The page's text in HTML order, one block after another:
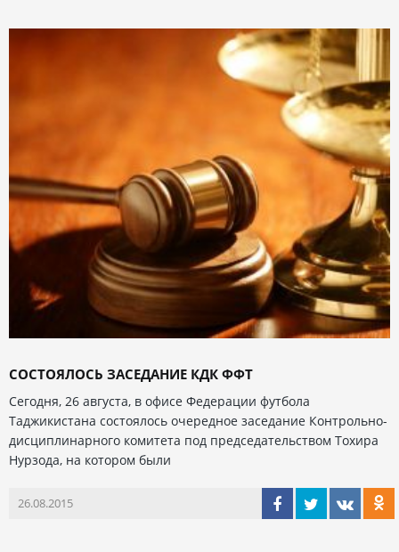
СОСТОЯЛОСЬ ЗАСЕДАНИЕ КДК ФФТ
Сегодня, 26 августа, в офисе Федерации футбола
Таджикистана состоялось очередное заседание Контрольно-
дисциплинарного комитета под председательством Тохира
Нурзода, на котором были
26.08.2015